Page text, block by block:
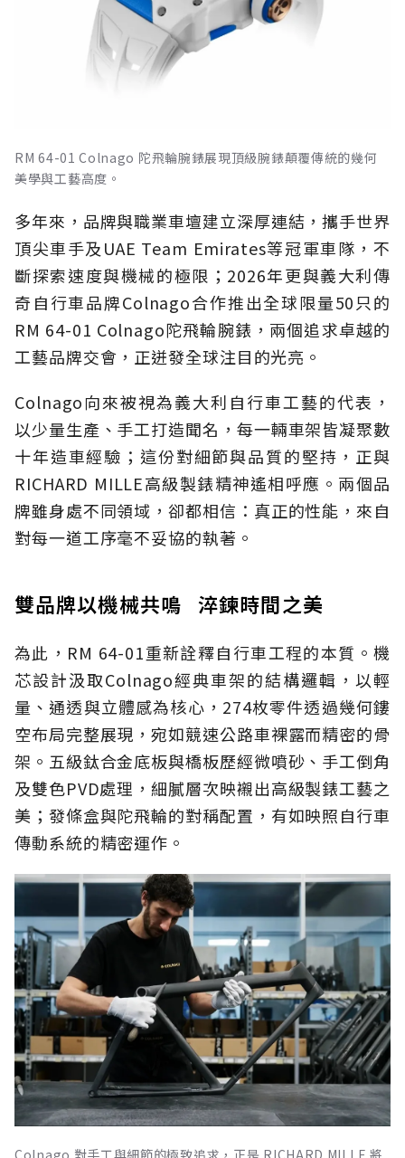
RM 64-01 Colnago 陀飛輪腕錶展現頂級腕錶顛覆傳統的幾何
美學與工藝高度。
多年來，品牌與職業車壇建立深厚連結，攜手世界
頂尖車手及UAE Team Emirates等冠軍車隊，不
斷探索速度與機械的極限；2026年更與義大利傳
奇自行車品牌Colnago合作推出全球限量50只的
RM 64-01 Colnago陀飛輪腕錶，兩個追求卓越的
工藝品牌交會，正迸發全球注目的光亮。
Colnago向來被視為義大利自行車工藝的代表，
以少量生產、手工打造聞名，每一輛車架皆凝聚數
十年造車經驗；這份對細節與品質的堅持，正與
RICHARD MILLE高級製錶精神遙相呼應。兩個品
牌雖身處不同領域，卻都相信：真正的性能，來自
對每一道工序毫不妥協的執著。
雙品牌以機械共鳴 淬鍊時間之美
為此，RM 64-01重新詮釋自行車工程的本質。機
芯設計汲取Colnago經典車架的結構邏輯，以輕
量、通透與立體感為核心，274枚零件透過幾何鏤
空布局完整展現，宛如競速公路車裸露而精密的骨
架。五級鈦合金底板與橋板歷經微噴砂、手工倒角
及雙色PVD處理，細膩層次映襯出高級製錶工藝之
美；發條盒與陀飛輪的對稱配置，有如映照自行車
傳動系統的精密運作。
Colnago 對手工與細節的極致追求，正是 RICHARD MILLE 將